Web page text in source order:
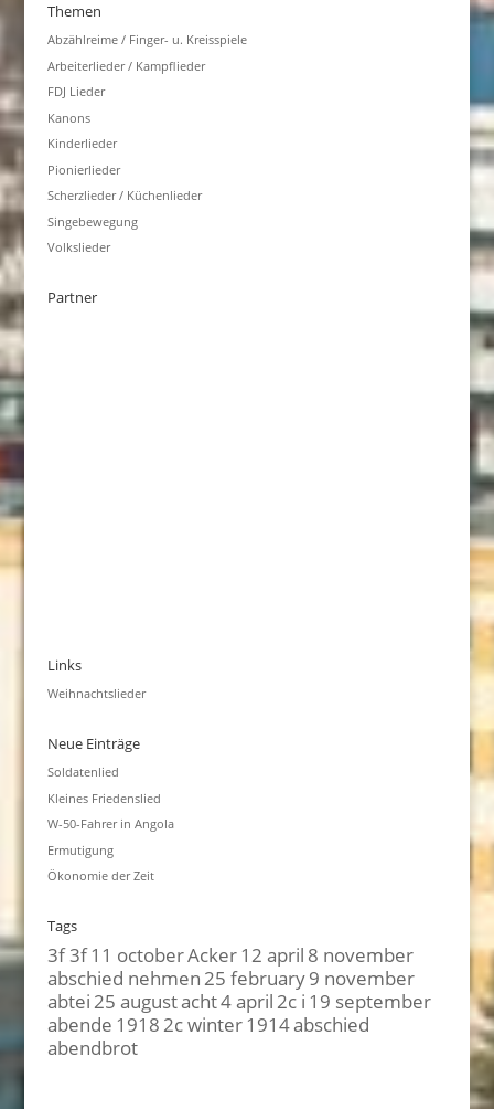
Themen
Abzählreime / Finger- u. Kreisspiele
Arbeiterlieder / Kampflieder
FDJ Lieder
Kanons
Kinderlieder
Pionierlieder
Scherzlieder / Küchenlieder
Singebewegung
Volkslieder
Partner
Links
Weihnachtslieder
Neue Einträge
Soldatenlied
Kleines Friedenslied
W-50-Fahrer in Angola
Ermutigung
Ökonomie der Zeit
Tags
3f 3f11 octoberAcker12 april 8 november
abschied nehmen25 february9 november
abtei25 augustacht4 april2c i 19 september
abende 19182c winter1914abschied
abendbrot